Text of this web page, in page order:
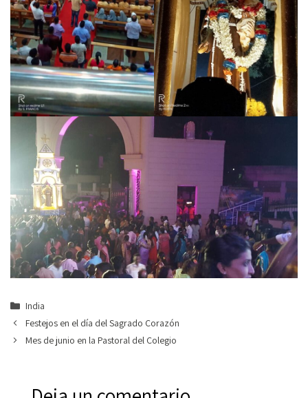
Categorías
India
Festejos en el día del Sagrado Corazón
Mes de junio en la Pastoral del Colegio